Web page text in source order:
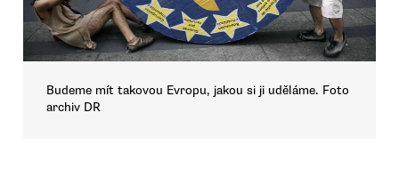
Budeme mít takovou Evropu, jakou si ji uděláme. Foto
archiv DR